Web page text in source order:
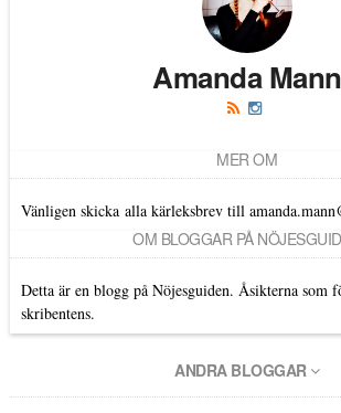
Amanda Mann
MER OM
Vänligen skicka alla kärleksbrev till
OM BLOGGAR PÅ
Detta är en blogg på Nöjesguiden. Åsikterna som
skribentens.
ANDRA BLOGGAR